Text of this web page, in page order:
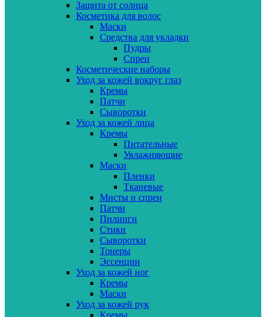
Защита от солнца
Косметика для волос
Маски
Средства для укладки
Пудры
Спреи
Косметические наборы
Уход за кожей вокруг глаз
Кремы
Патчи
Сыворотки
Уход за кожей лица
Кремы
Питательные
Увлажняющие
Маски
Пленки
Тканевые
Мисты и спреи
Патчи
Пилинги
Стики
Сыворотки
Тонеры
Эссенции
Уход за кожей ног
Кремы
Маски
Уход за кожей рук
Кремы